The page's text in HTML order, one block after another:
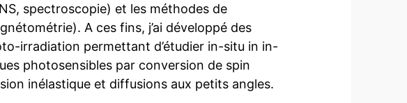
spectroscopie) et les méthodes de
A ces fins, j’ai développé des
irradiation permettant d’étudier in-situ in in-
photosensibles par conversion de spin
inélastique et diffusions aux petits angles.